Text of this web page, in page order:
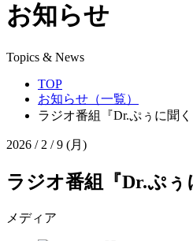
お知らせ
Topics & News
TOP
お知らせ（一覧）
ラジオ番組『Dr.ぷぅに聞
2026 / 2 / 9 (月)
ラジオ番組『Dr.ぷ
メディア